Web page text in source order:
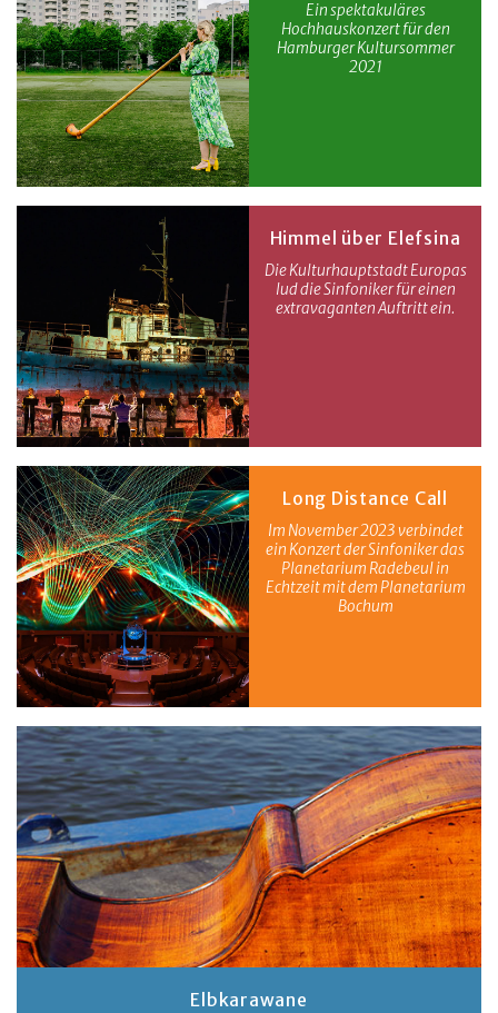
Ein spektakuläres
Hochhauskonzert für den
Hamburger Kultursommer
2021
Himmel über Elefsina
Die Kulturhauptstadt Europas
lud die Sinfoniker für einen
extravaganten Auftritt ein.
Long Distance Call
Im November 2023 verbindet
ein Konzert der Sinfoniker das
Planetarium Radebeul in
Echtzeit mit dem Planetarium
Bochum
Elbkarawane